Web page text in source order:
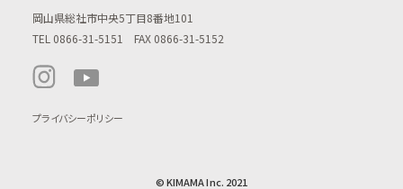
岡山県総社市中央5丁目8番地101
TEL 0866-31-5151 FAX 0866-31-5152
プライバシーポリシー
© KIMAMA Inc. 2021